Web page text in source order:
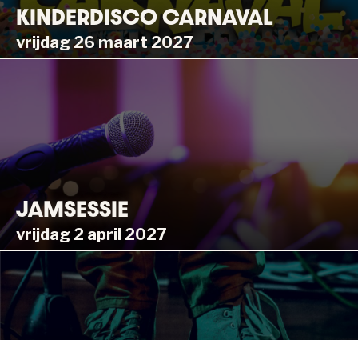
KINDERDISCO CARNAVAL
vrijdag 26 maart 2027
JAMSESSIE
vrijdag 2 april 2027